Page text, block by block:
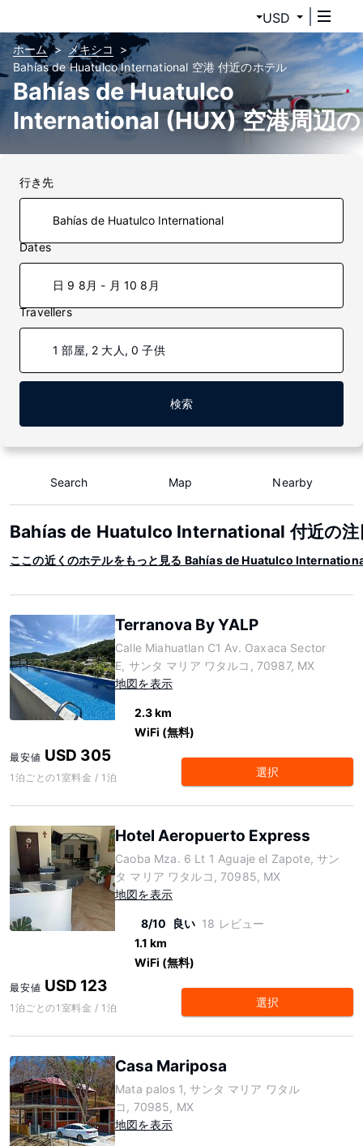
USD
ホーム
メキシコ
Bahías de Huatulco International 空港 付近のホテル
Bahías de Huatulco
International (HUX) 空港周辺の
ホテル
行き先
Dates
日 9 8月 - 月 10 8月
Travellers
1 部屋, 2 大人, 0 子供
検索
Search Map Nearby
Bahías de Huatulco International 付近の注
ここの近くのホテルをもっと見る Bahías de Huatulco
Terranova By YALP
Calle Miahuatlan C1 Av. Oaxaca Sector
E, サンタ マリア ワタルコ, 70987, MX
地図を表示
2.3 km
WiFi (無料)
最安値 USD 305
1泊ごとの1室料金 / 1泊 選択
Hotel Aeropuerto Express
Caoba Mza. 6 Lt 1 Aguaje el Zapote, サン
タ マリア ワタルコ, 70985, MX
地図を表示
8/10 良い 18 レビュー
1.1 km
WiFi (無料)
最安値 USD 123
1泊ごとの1室料金 / 1泊 選択
Casa Mariposa
Mata palos 1, サンタ マリア ワタル
コ, 70985, MX
地図を表示